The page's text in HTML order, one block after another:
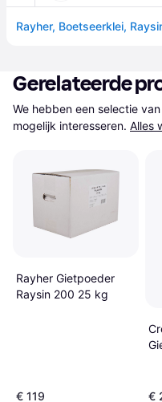
Rayher, Boetseerklei,
Gerelateerde
We hebben een selectie
mogelijk interesseren. Alles
Rayher Gietpoeder
Raysin 200 25 kg
€ 119 €